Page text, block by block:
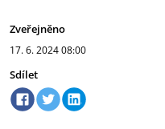
Zveřejněno
17. 6. 202408:00
Sdílet